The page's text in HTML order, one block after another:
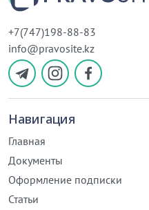
+7(747)198-88-83
info@pravosite.kz
Навигация
Главная
Документы
Оформление подписки
Статьи